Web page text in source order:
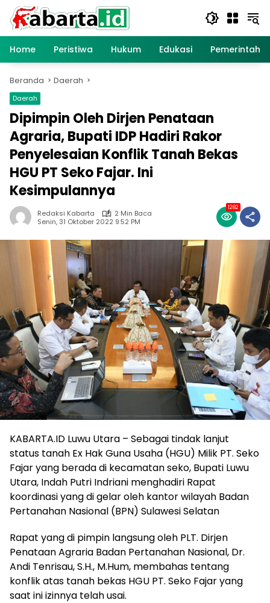
Langsung
konten
Home
Peristiwa Hukum Edukasi
Beranda Daerah
Daerah
Dipimpin Oleh Dirjen Penataan
Agraria, Bupati IDP Hadiri Rakor
Penyelesaian Konflik Tanah Bekas
HGU PT Seko Fajar. Ini
Kesimpulannya
Redaksi Kabarta
2 Min Baca
Senin, 31 Oktober 2022 9:52 PM
1282
KABARTA.ID Luwu Utara – Sebagai tindak lanjut
status tanah Ex Hak Guna Usaha (HGU) Milik PT. Seko
Fajar yang berada di kecamatan seko, Bupati Luwu
Utara, Indah Putri Indriani menghadiri Rapat
koordinasi yang di gelar oleh kantor wilayah Badan
Pertanahan Nasional (BPN) Sulawesi Selatan
Rapat yang di pimpin langsung oleh PLT. Dirjen
Penataan Agraria Badan Pertanahan Nasional, Dr.
Andi Tenrisau, S.H., M.Hum, membahas tentang
konflik atas tanah bekas HGU PT. Seko Fajar yang
saat ini izinnya telah usai.